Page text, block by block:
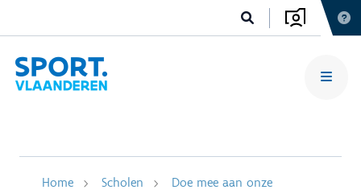
Home Scholen
Doe mee aan onze